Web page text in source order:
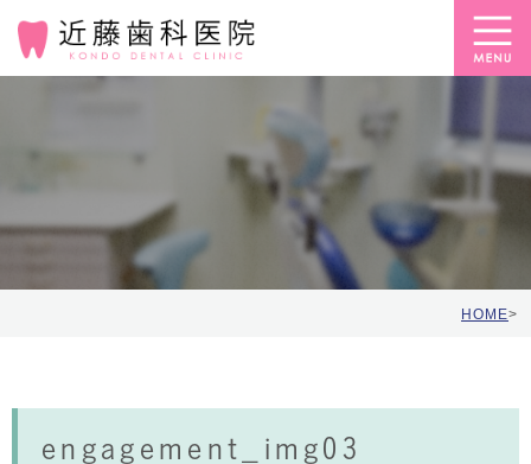
HOME>
engagement_img03